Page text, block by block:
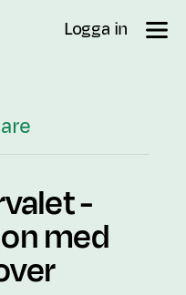
Logga in
-
med